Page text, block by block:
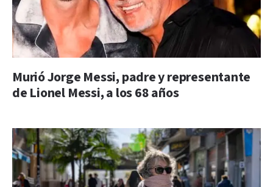
Murió Jorge Messi, padre y representante
de Lionel Messi, a los 68 años